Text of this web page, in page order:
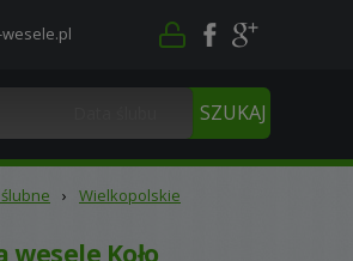
› Wielkopolskie
wesele Koło